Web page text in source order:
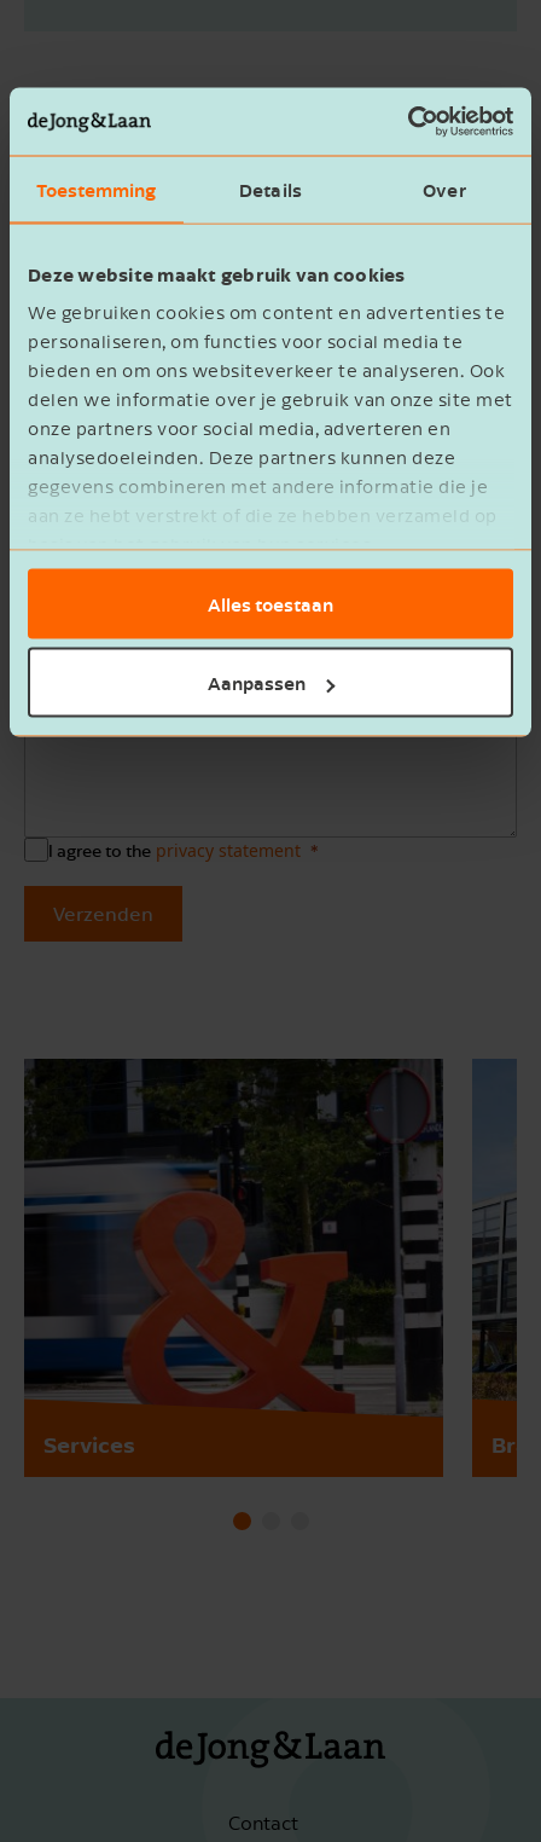
Toestemming Details Over
Deze website maakt gebruik van cookies
We gebruiken cookies om content en advertenties te
personaliseren, om functies voor social media te
bieden en om ons websiteverkeer te analyseren. Ook
delen we informatie over je gebruik van onze site met
onze partners voor social media, adverteren en
analysedoeleinden. Deze partners kunnen deze
gegevens combineren met andere informatie die je
aan ze hebt verstrekt of die ze hebben verzameld op
basis van het gebruik van hun services.
Alles toestaan
Aanpassen
Contact ­ form
Last name
Work phone
Email address
Company name
Message
I agree to the privacy statement
Verzenden
Services
Contact